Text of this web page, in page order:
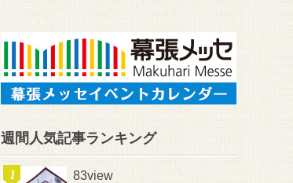
週間人気記事ランキング
83view